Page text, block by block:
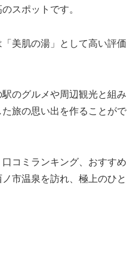
スポットです。
美肌の湯」として高い評価
のグルメや周辺観光と組み
旅の思い出を作ることがで
コミランキング、おすすめ
市温泉を訪れ、極上のひと